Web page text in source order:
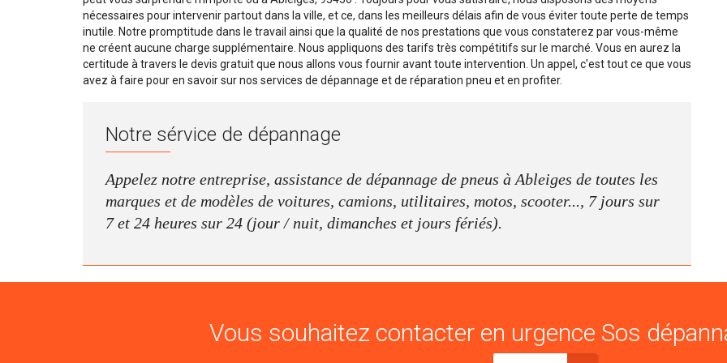
nécessaires pour intervenir partout dans la ville, et ce, dans les meilleurs délais afin de vous éviter toute perte de temps
inutile. Notre promptitude dans le travail ainsi que la qualité de nos prestations que vous constaterez par vous-même
ne créent aucune charge supplémentaire. Nous appliquons des tarifs très compétitifs sur le marché. Vous en aurez la
certitude à travers le devis gratuit que nous allons vous fournir avant toute intervention. Un appel, c'est tout ce que vous
avez à faire pour en savoir sur nos services de dépannage et de réparation pneu et en profiter.
Notre sérvice de dépannage
Appelez notre entreprise, assistance de dépannage de pneus à Ableiges de toutes les
marques et de modèles de voitures, camions, utilitaires, motos, scooter..., 7 jours sur
7 et 24 heures sur 24 (jour / nuit, dimanches et jours fériés).
Vous souhaitez contacter en urgence Sos